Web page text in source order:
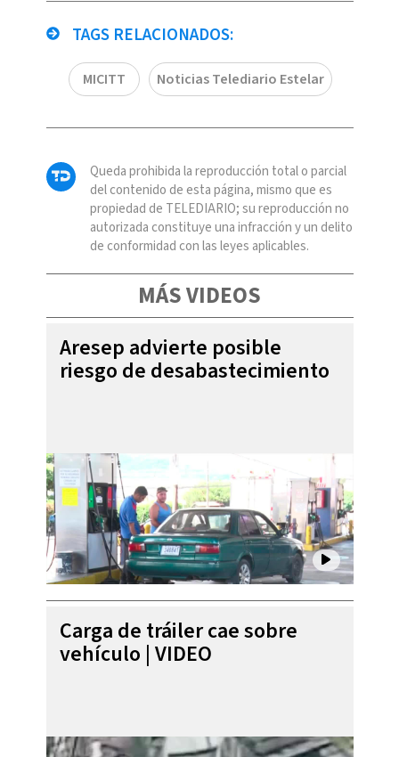
TAGS RELACIONADOS:
MICITT Noticias Telediario Estelar
Queda prohibida la reproducción total o parcial
del contenido de esta página, mismo que es
propiedad de TELEDIARIO; su reproducción no
autorizada constituye una infracción y un delito
de conformidad con las leyes aplicables.
MÁS VIDEOS
Aresep advierte posible
riesgo de desabastecimiento
Carga de tráiler cae sobre
vehículo | VIDEO